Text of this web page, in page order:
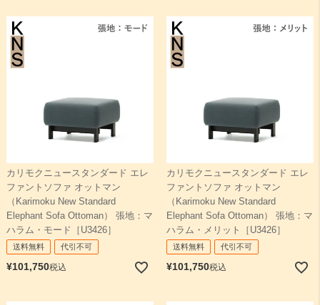
カリモクニュースタンダード エレ
ファントソファ オットマン
（Karimoku New Standard
Elephant Sofa Ottoman） 張地：マ
ハラム・モード［U3426］
送料無料 代引不可
¥101,750税込
カリモクニュースタンダード エレ
ファントソファ オットマン
（Karimoku New Standard
Elephant Sofa Ottoman） 張地：マ
ハラム・メリット［U3426］
送料無料 代引不可
¥101,750税込